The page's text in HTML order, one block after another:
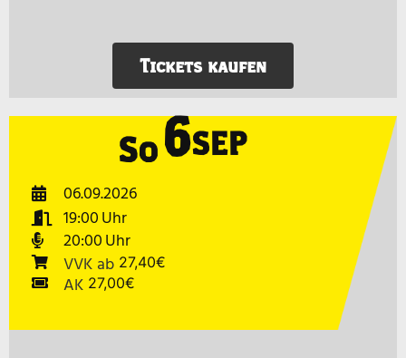
Tickets kaufen
So6SEP
06.09.2026
19:00
20:00
VVK ab 27,40€
AK 27,00€